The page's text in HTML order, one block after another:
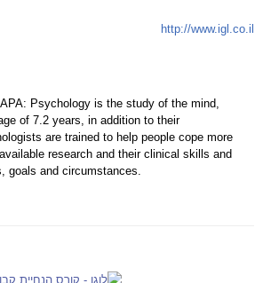
http://www.igl.co.il
Psychology is the study of the mind,
of 7.2 years, in addition to their
are trained to help people cope more
research and their clinical skills and
goals and circumstances.